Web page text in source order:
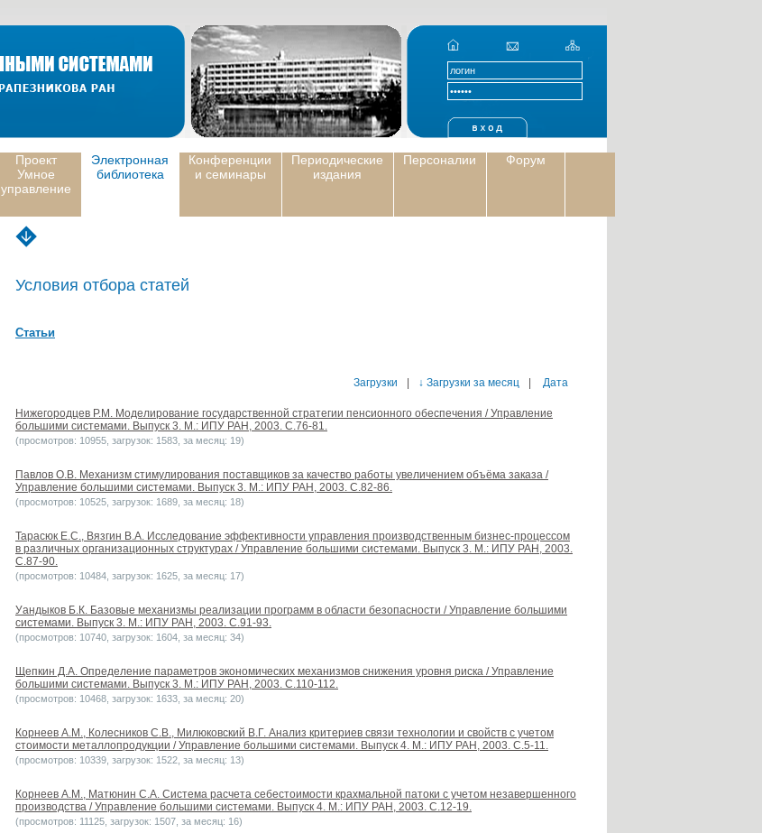
Проект
Умное
управление
Электронная
библиотека
Конференции
и семинары
Периодические
издания
Персоналии Форум
Условия отбора статей
Статьи
Загрузки ↓ Загрузки за месяц Дата
Нижегородцев Р.М. Моделирование государственной стратегии пенсионного обеспечения / Управление
большими системами. Выпуск 3. М.: ИПУ РАН, 2003. С.76-81.
(просмотров: 10955, загрузок: 1583, за месяц: 19)
Павлов О.В. Механизм стимулирования поставщиков за качество работы увеличением объёма заказа /
Управление большими системами. Выпуск 3. М.: ИПУ РАН, 2003. С.82-86.
(просмотров: 10525, загрузок: 1689, за месяц: 18)
Тарасюк Е.С., Вязгин В.А. Исследование эффективности управления производственным бизнес-процессом
в различных организационных структурах / Управление большими системами. Выпуск 3. М.: ИПУ РАН, 2003.
С.87-90.
(просмотров: 10484, загрузок: 1625, за месяц: 17)
Уандыков Б.К. Базовые механизмы реализации программ в области безопасности / Управление большими
системами. Выпуск 3. М.: ИПУ РАН, 2003. С.91-93.
(просмотров: 10740, загрузок: 1604, за месяц: 34)
Щепкин Д.А. Определение параметров экономических механизмов снижения уровня риска / Управление
большими системами. Выпуск 3. М.: ИПУ РАН, 2003. С.110-112.
(просмотров: 10468, загрузок: 1633, за месяц: 20)
Корнеев А.М., Колесников С.В., Милюковский В.Г. Анализ критериев связи технологии и свойств с учетом
стоимости металлопродукции / Управление большими системами. Выпуск 4. М.: ИПУ РАН, 2003. С.5-11.
(просмотров: 10339, загрузок: 1522, за месяц: 13)
Корнеев А.М., Матюнин С.А. Система расчета себестоимости крахмальной патоки с учетом незавершенного
производства / Управление большими системами. Выпуск 4. М.: ИПУ РАН, 2003. С.12-19.
(просмотров: 11125, загрузок: 1507, за месяц: 16)